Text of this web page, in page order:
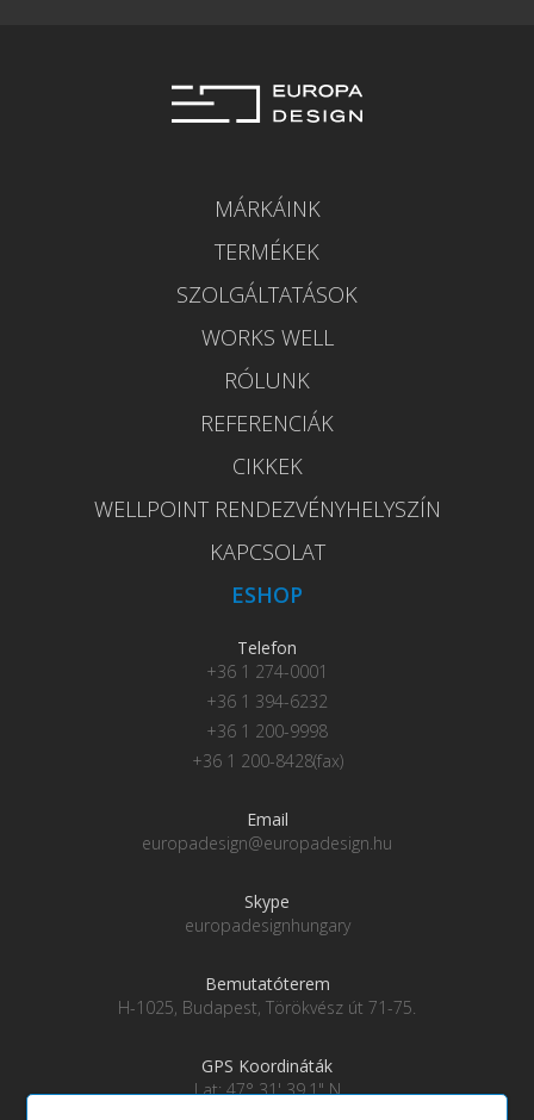
MÁRKÁINK
TERMÉKEK
SZOLGÁLTATÁSOK
WORKS WELL
RÓLUNK
REFERENCIÁK
CIKKEK
WELLPOINT RENDEZVÉNYHELYSZÍN
KAPCSOLAT
ESHOP
Telefon
+36 1 274-0001
+36 1 394-6232
+36 1 200-9998
+36 1 200-8428(fax)
Email
europadesign@europadesign.hu
Skype
europadesignhungary
Bemutatóterem
H-1025, Budapest, Törökvész út 71-75.
GPS Koordináták
Lat: 47° 31' 39.1" N